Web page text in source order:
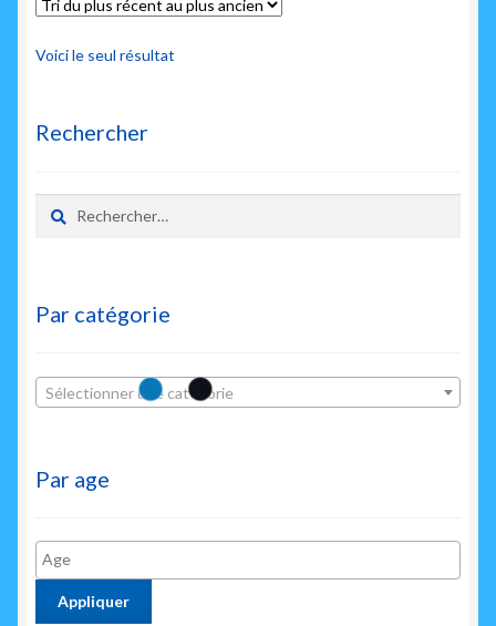
Voici le seul résultat
Rechercher
Rechercher :
Par catégorie
Sélectionner une catégorie
Par age
Appliquer